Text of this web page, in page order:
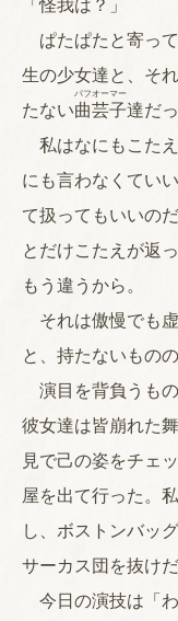
「怪我は？」
ぱたぱたと寄っ
生の少女達と、そ
たない曲芸子
パフオーマー
達だっ
私はなにもこた
にも言わなくてい
て扱ってもいいの
とだけこたえが返
もう違うから。
それは傲慢でも
と、持たないもの
演目を背負うもの
彼女達は皆崩れた
見で己の姿をチェ
屋を出て行った。
し、ボストンバッ
サーカス団を抜けだ
今日の演技は「